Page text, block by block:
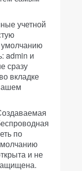
учетной
умолчанию
admin и
сразу
вкладке
по
и не